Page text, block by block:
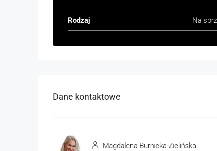
Rodzaj Na
Dane kontaktowe
Magdalena Burnicka-Zielińska